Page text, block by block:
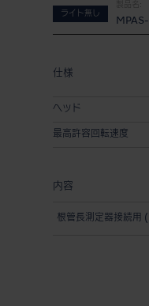
ライト無し
製品名:
仕様
ヘッド
最高許容回転速度
内容
根管長測定器接続用